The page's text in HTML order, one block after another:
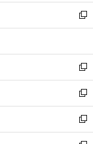
く
ウ
で
開
ン
ド
ウ
開
く
ウ
ィ
ン
ウ
で
開
く
し
い
ウ
ン
ド
ウ
で
開
く
新
し
ウ
ィ
ン
ド
ウ
で
開
新
し
い
ウ
ィ
ン
新
し
い
ウ
新
し